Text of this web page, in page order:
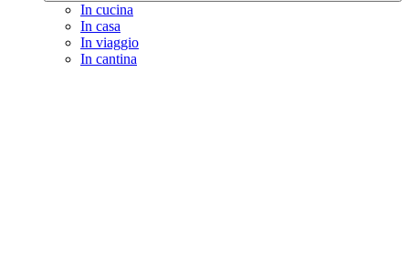
In cucina
In casa
In viaggio
In cantina